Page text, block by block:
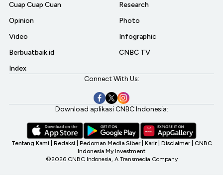
Cuap Cuap Cuan
Opinion
Video
Berbuatbaik.id
Index
Research
Photo
Infographic
CNBC TV
Connect With Us:
Download aplikasi CNBC Indonesia:
Tentang Kami Redaksi Pedoman Media Siber Karir Disclaimer CNBC
Indonesia My Investment
©2026 CNBC Indonesia, A Transmedia Company